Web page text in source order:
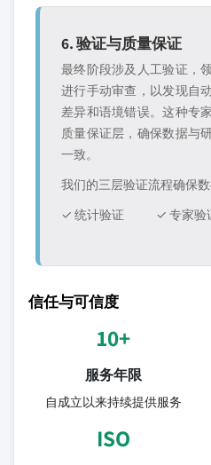
6. 验证与质量保证
最终阶段涉及人工验证，
进行手动审查，以发现自
差异和语境错误。这种专
质量保证层，确保数据与
一致。
我们的三层验证流程确保
✓ 统计验证
✓ 专家验
信任与可信度
10+
服务年限
自成立以来持续提供服务
ISO